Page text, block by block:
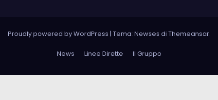
Proudly powered by WordPress | Tema: Newses di Themeansar.
News Linee Dirette Il Gruppo